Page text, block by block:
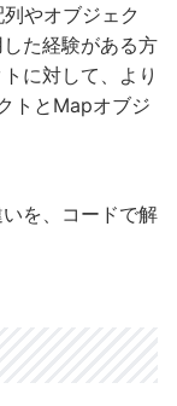
やオブジェク
た経験がある方
に対して、より
トとMapオブジ
を、コードで解